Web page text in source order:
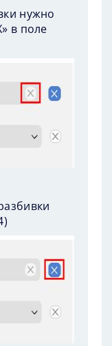
нужно
в поле
)